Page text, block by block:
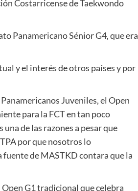
Costarricense de Taekwondo
Panamericano Sénior G4, que era
y el interés de otros países y por
Juveniles, el Open
para la FCT en tan poco
de las razones a pesar que
por que nosotros lo
fuente de MASTKD contara que la
G1 tradicional que celebra